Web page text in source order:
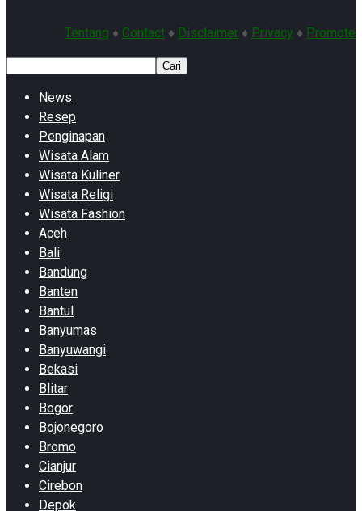
Tentang ♦ Contact ♦ Disclaimer ♦ Privacy ♦ Promote
Cari
News
Resep
Penginapan
Wisata Alam
Wisata Kuliner
Wisata Religi
Wisata Fashion
Aceh
Bali
Bandung
Banten
Bantul
Banyumas
Banyuwangi
Bekasi
Blitar
Bogor
Bojonegoro
Bromo
Cianjur
Cirebon
Depok